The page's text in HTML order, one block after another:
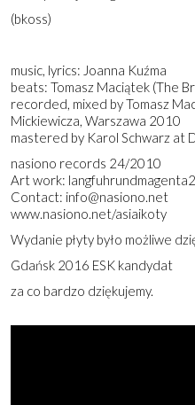
(bkoss)
music, lyrics: Joanna Kuźma
beats: Tomasz Maciątek (The
recorded, mixed by Tomasz
Mickiewicza, Warszawa 2010
mastered by Karol Schwarz at
nasiono records 24/2010
Art work:
Contact: info@nasiono.net
www.nasiono.net/asiaikoty
Wydanie płyty było możliwe
Gdańsk 2016 ESK kandydat
za co bardzo dziękujemy.